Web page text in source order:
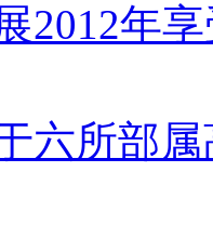
2012年
六所部